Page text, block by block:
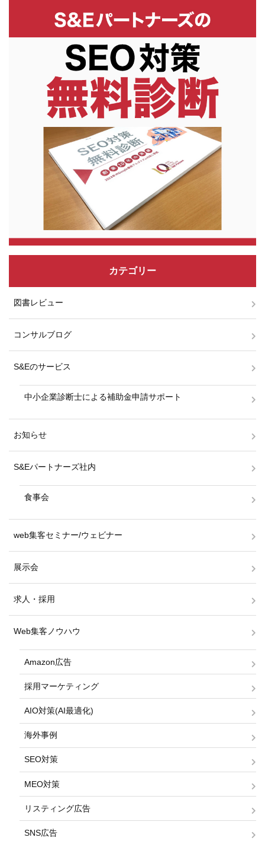
カテゴリー
図書レビュー
コンサルブログ
S&Eのサービス
中小企業診断士による補助金申請サポート
お知らせ
S&Eパートナーズ社内
食事会
web集客セミナー/ウェビナー
展示会
求人・採用
Web集客ノウハウ
Amazon広告
採用マーケティング
AIO対策(AI最適化)
海外事例
SEO対策
MEO対策
リスティング広告
SNS広告